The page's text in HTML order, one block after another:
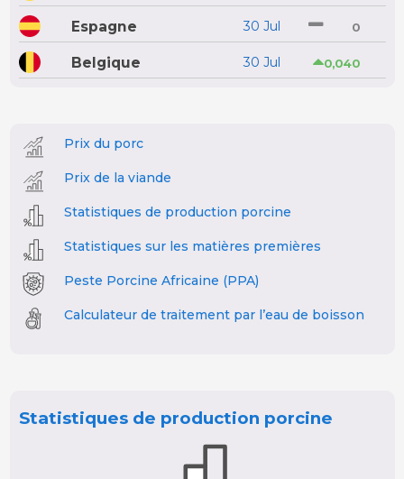
Espagne 30 Jul 0
Belgique 30 Jul 0,040
Prix du porc
Prix de la viande
Statistiques de production porcine
Statistiques sur les matières premières
Peste Porcine Africaine (PPA)
Calculateur de traitement par l’eau de boisson
Statistiques de production porcine